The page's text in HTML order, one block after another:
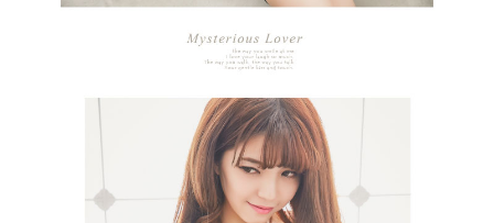
時審查核予不同之上限額度；若仍有額度不足之情形，本公司將視審查結果
恩沛科技股份有限公司將有權停止該用戶之使用額度並採取法律行動。